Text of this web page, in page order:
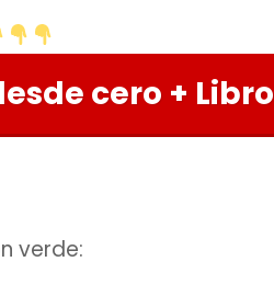
cero + Libro
verde: